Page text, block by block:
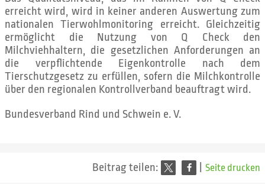
erreicht wird, wird in keiner anderen Auswertung zum
nationalen Tierwohlmonitoring erreicht. Gleichzeitig
ermöglicht die Nutzung von Q Check den
Milchviehhaltern, die gesetzlichen Anforderungen an
die verpflichtende Eigenkontrolle nach dem
Tierschutzgesetz zu erfüllen, sofern die Milchkontrolle
über den regionalen Kontrollverband beauftragt wird.
Bundesverband Rind und Schwein e. V.
Beitrag teilen: Seite drucken